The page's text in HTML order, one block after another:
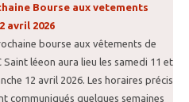
Bourse aux vetements
avril 2026
bourse aux vêtements de
Saint léeon aura lieu les samedi 11 et
12 avril 2026. Les horaires précis
communiqués quelques semaines